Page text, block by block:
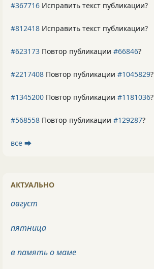
#367716 Исправить текст публикации?
#812418 Исправить текст публикации?
#623173 Повтор публикации #66846?
#2217408 Повтор публикации #1045829?
#1345200 Повтор публикации #1181036?
#568558 Повтор публикации #129287?
все ⮕
АКТУАЛЬНО
август
пятница
в память о маме